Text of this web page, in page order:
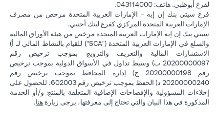
لفرع أبوظبي. هاتف: 043114000.
فرع سيتي بنك إن إيه - الإمارات العربية المتحدة مرخص من مصرف
الإمارات العربية المتحدة المركزي كفرع لبنك أجنبي.
سيتي بنك إن إيه الإمارات العربية المتحدة مرخص من هيئة الأوراق المالية
والسلع في الإمارات العربية المتحدة ("SCA") للقيام بالنشاط المالي لـ أ)
الاستشارات المالية والتعريف والترويج بموجب ترخيص رقم
20200000097 ب) وسيط تداول في الأسواق الدولية بموجب ترخيص
رقم 20200000198 ج) إدارة المحافظ بموجب ترخيص رقم
20200000240 د) الحفظ بموجب ترخيص رقم 602003. للحصول على
إخلاءات المسؤولية والإفصاحات الإضافية المتعلقة بالمنتج و/أو الخدمة
المذكورة في هذا البيان والتي تحتاج إلى معرفتها، يرجى زيارة هنا.